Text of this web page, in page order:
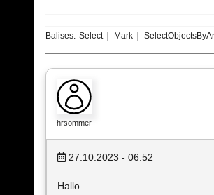
Balises: Select Mark
hrsommer
27.10.2023 - 06:52
Hallo